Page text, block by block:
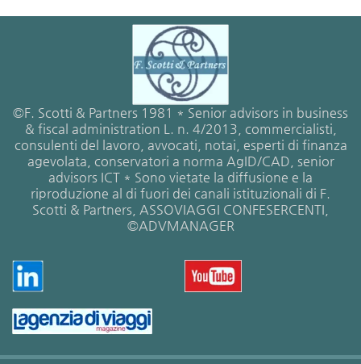
©F. Scotti & Partners 1981 * Senior advisors in business
& fiscal administration L. n. 4/2013, commercialisti,
consulenti del lavoro, avvocati, notai, esperti di finanza
agevolata, conservatori a norma AgID/CAD, senior
advisors ICT * Sono vietate la diffusione e la
riproduzione al di fuori dei canali istituzionali di F.
Scotti & Partners, ASSOVIAGGI CONFESERCENTI,
©ADVMANAGER